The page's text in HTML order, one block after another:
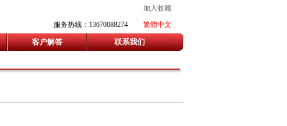
加入收藏
服务热线：13670088274
繁體中文
客户解答 联系我们